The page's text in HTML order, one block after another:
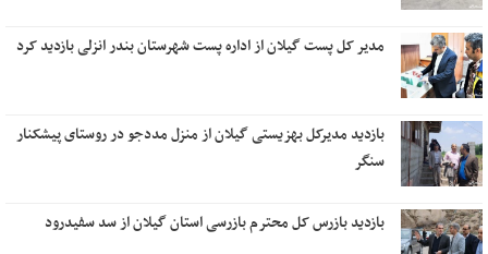
مدیر کل پست گیلان از اداره پست شهرستان بندر انزلی بازدید کرد
بازدید مدیرکل بهزیستی گیلان از منزل مددجو در روستای پیشکنار
سنگر
بازدید بازرس کل محترم بازرسی استان گیلان از سد سفیدرود